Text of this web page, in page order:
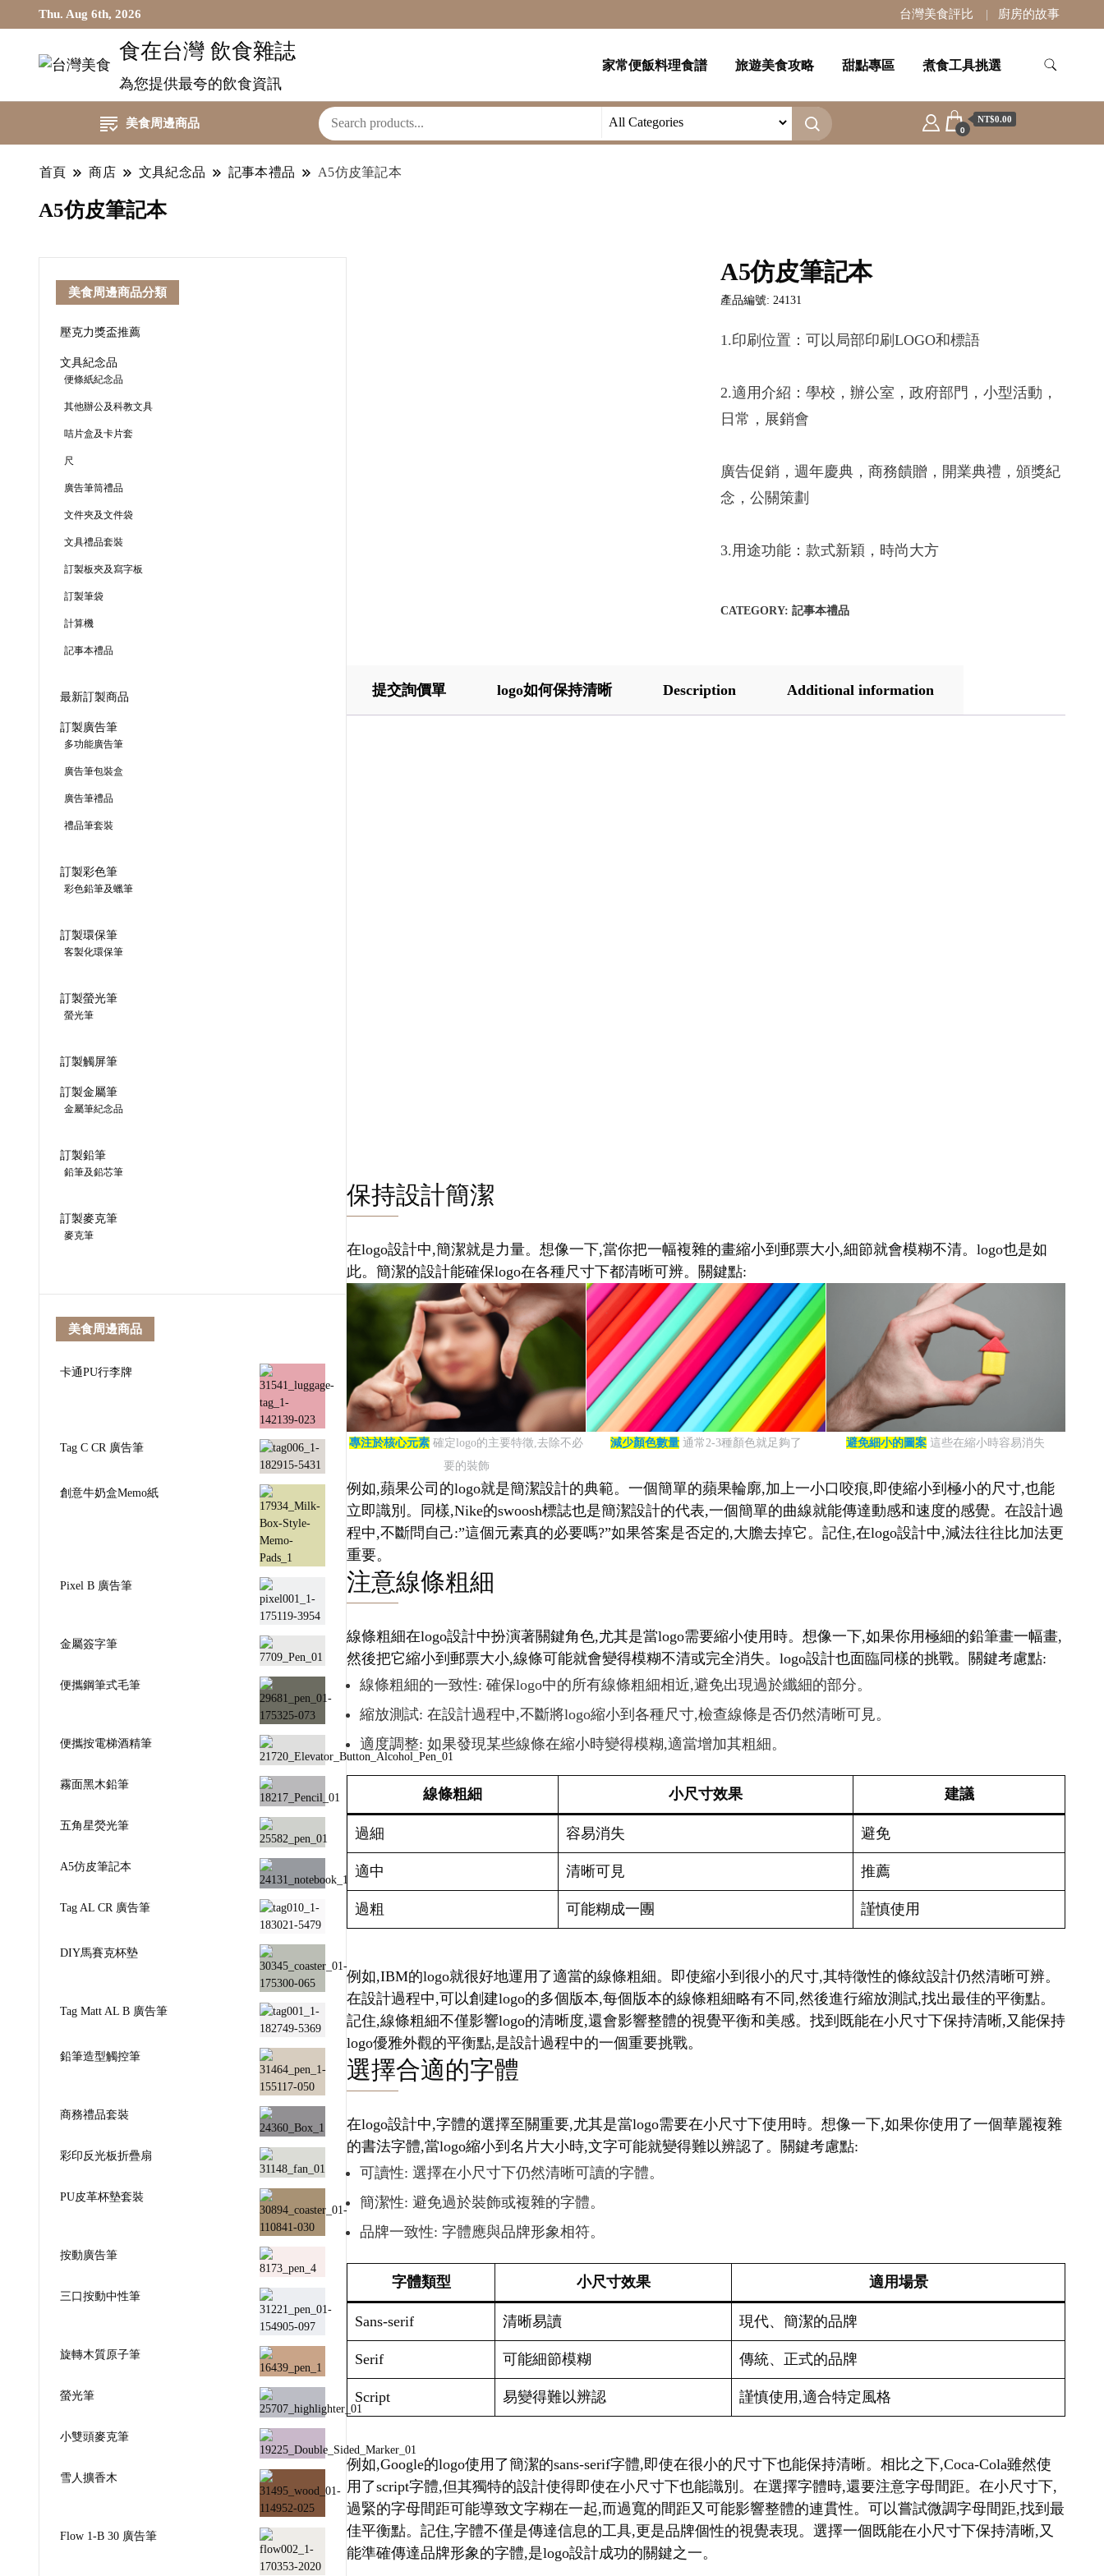
Thu. Aug 6th, 2026 台灣美食評比 廚房的故事
食在台灣 飲食雜誌
為您提供最夸的飲食資訊
家常便飯料理食譜 旅遊美食攻略 甜點專區 煮食工具挑選
美食周邊商品 0
NT$0.00
首頁 商店 文具紀念品 記事本禮品 A5仿皮筆記本
A5仿皮筆記本
A5仿皮筆記本
產品編號: 24131
1.印刷位置：可以局部印刷LOGO和標語
2.適用介紹：學校，辦公室，政府部門，小型活動，
日常，展銷會
廣告促銷，週年慶典，商務饋贈，開業典禮，頒獎紀
念，公關策劃
3.用途功能：款式新穎，時尚大方
CATEGORY: 記事本禮品
提交詢價單 logo如何保持清晰 Description Additional information
保持設計簡潔
在logo設計中,簡潔就是力量。想像一下,當你把一幅複雜的畫縮小到郵票大小,細節就會模糊不清。logo也是如
此。簡潔的設計能確保logo在各種尺寸下都清晰可辨。關鍵點:
專注於核心元素 確定logo的主要特徵,去除不必
要的裝飾
減少顏色數量 通常2-3種顏色就足夠了 避免細小的圖案 這些在縮小時容易消失
例如,蘋果公司的logo就是簡潔設計的典範。一個簡單的蘋果輪廓,加上一小口咬痕,即使縮小到極小的尺寸,也能
立即識別。同樣,Nike的swoosh標誌也是簡潔設計的代表,一個簡單的曲線就能傳達動感和速度的感覺。在設計過
程中,不斷問自己:”這個元素真的必要嗎?”如果答案是否定的,大膽去掉它。記住,在logo設計中,減法往往比加法更
重要。
注意線條粗細
線條粗細在logo設計中扮演著關鍵角色,尤其是當logo需要縮小使用時。想像一下,如果你用極細的鉛筆畫一幅畫,
然後把它縮小到郵票大小,線條可能就會變得模糊不清或完全消失。logo設計也面臨同樣的挑戰。關鍵考慮點:
線條粗細的一致性: 確保logo中的所有線條粗細相近,避免出現過於纖細的部分。
縮放測試: 在設計過程中,不斷將logo縮小到各種尺寸,檢查線條是否仍然清晰可見。
適度調整: 如果發現某些線條在縮小時變得模糊,適當增加其粗細。
線條粗細 小尺寸效果 建議
過細 容易消失 避免
適中 清晰可見 推薦
過粗 可能糊成一團 謹慎使用
例如,IBM的logo就很好地運用了適當的線條粗細。即使縮小到很小的尺寸,其特徵性的條紋設計仍然清晰可辨。
在設計過程中,可以創建logo的多個版本,每個版本的線條粗細略有不同,然後進行縮放測試,找出最佳的平衡點。
記住,線條粗細不僅影響logo的清晰度,還會影響整體的視覺平衡和美感。找到既能在小尺寸下保持清晰,又能保持
logo優雅外觀的平衡點,是設計過程中的一個重要挑戰。
選擇合適的字體
在logo設計中,字體的選擇至關重要,尤其是當logo需要在小尺寸下使用時。想像一下,如果你使用了一個華麗複雜
的書法字體,當logo縮小到名片大小時,文字可能就變得難以辨認了。關鍵考慮點:
可讀性: 選擇在小尺寸下仍然清晰可讀的字體。
簡潔性: 避免過於裝飾或複雜的字體。
品牌一致性: 字體應與品牌形象相符。
字體類型 小尺寸效果 適用場景
Sans-serif 清晰易讀 現代、簡潔的品牌
Serif 可能細節模糊 傳統、正式的品牌
Script 易變得難以辨認 謹慎使用,適合特定風格
例如,Google的logo使用了簡潔的sans-serif字體,即使在很小的尺寸下也能保持清晰。相比之下,Coca-Cola雖然使
用了script字體,但其獨特的設計使得即使在小尺寸下也能識別。在選擇字體時,還要注意字母間距。在小尺寸下,
過緊的字母間距可能導致文字糊在一起,而過寬的間距又可能影響整體的連貫性。可以嘗試微調字母間距,找到最
佳平衡點。記住,字體不僅是傳達信息的工具,更是品牌個性的視覺表現。選擇一個既能在小尺寸下保持清晰,又
能準確傳達品牌形象的字體,是logo設計成功的關鍵之一。
美食周邊商品分類
壓克力獎盃推薦
文具紀念品
便條紙紀念品
其他辦公及科教文具
咭片盒及卡片套
尺
廣告筆筒禮品
文件夾及文件袋
文具禮品套裝
訂製板夾及寫字板
訂製筆袋
計算機
記事本禮品
最新訂製商品
訂製廣告筆
多功能廣告筆
廣告筆包裝盒
廣告筆禮品
禮品筆套裝
訂製彩色筆
彩色鉛筆及蠟筆
訂製環保筆
客製化環保筆
訂製螢光筆
螢光筆
訂製觸屏筆
訂製金屬筆
金屬筆紀念品
訂製鉛筆
鉛筆及鉛芯筆
訂製麥克筆
麥克筆
美食周邊商品
卡通PU行李牌
Tag C CR 廣告筆
創意牛奶盒Memo紙
Pixel B 廣告筆
金屬簽字筆
便攜鋼筆式毛筆
便攜按電梯酒精筆
霧面黑木鉛筆
五角星熒光筆
A5仿皮筆記本
Tag AL CR 廣告筆
DIY馬賽克杯墊
Tag Matt AL B 廣告筆
鉛筆造型觸控筆
商務禮品套裝
彩印反光板折疊扇
PU皮革杯墊套裝
按動廣告筆
三口按動中性筆
旋轉木質原子筆
螢光筆
小雙頭麥克筆
雪人擴香木
Flow 1-B 30 廣告筆